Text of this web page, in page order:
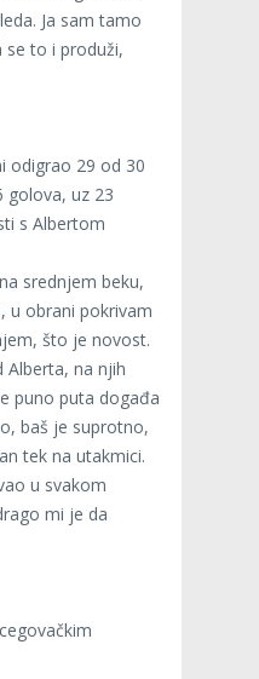
Ja sam tamo
se to i produži,
odigrao 29 od 30
golova, uz 23
s Albertom
srednjem beku,
u obrani pokrivam
što je novost.
Alberta, na njih
puno puta događa
baš je suprotno,
tek na utakmici.
u svakom
mi je da